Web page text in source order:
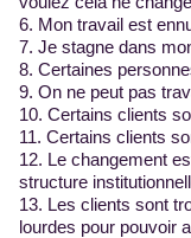
6. Mon travail est
7. Je stagne dans
8. Certaines
9. On ne peut pas
10. Certains clients
11. Certains clients
12. Le changement
structure
13. Les clients sont
lourdes pour pouvoir